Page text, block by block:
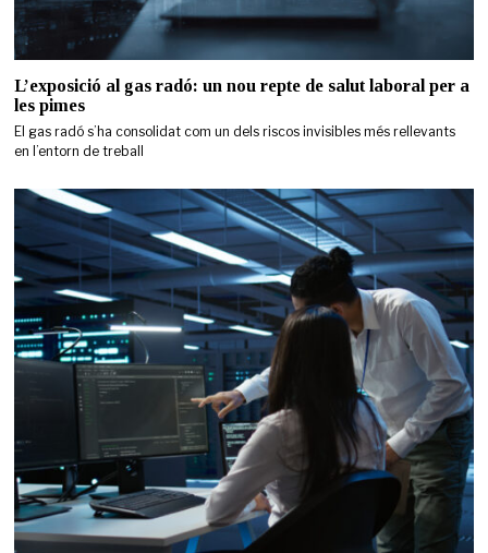
L’exposició al gas radó: un nou repte de salut laboral per a
les pimes
El gas radó s’ha consolidat com un dels riscos invisibles més rellevants
en l’entorn de treball